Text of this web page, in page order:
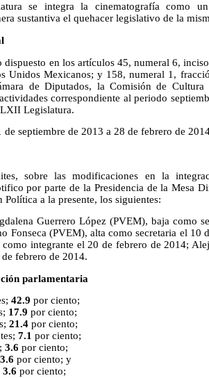
se integra la cinematografía como
sustantiva el quehacer legislativo de la
dispuesto en los artículos 45, numeral 6,
Unidos Mexicanos; y 158, numeral 1,
de Diputados, la Comisión de
correspondiente al periodo
Legislatura.
septiembre de 2013 a 28 de febrero de
sobre las modificaciones en la
por parte de la Presidencia de la Mesa
Política a la presente, los siguientes:
Guerrero López (PVEM), baja como
Fonseca (PVEM), alta como secretaria el
integrante el 20 de febrero de 2014;
febrero de 2014.
parlamentaria
42.9 por ciento;
17.9 por ciento;
21.4 por ciento;
7.1 por ciento;
3.6 por ciento;
3.6 por ciento; y
3.6 por ciento;